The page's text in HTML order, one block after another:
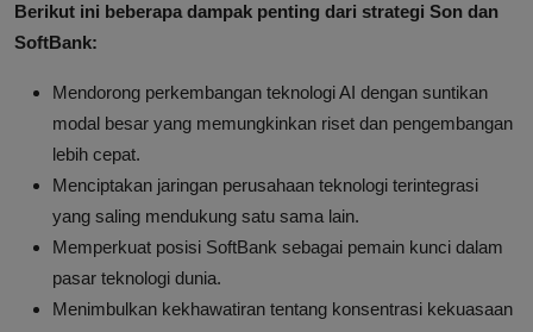
Berikut ini beberapa dampak penting dari strategi Son dan
SoftBank:
Mendorong perkembangan teknologi AI dengan suntikan
modal besar yang memungkinkan riset dan pengembangan
lebih cepat.
Menciptakan jaringan perusahaan teknologi terintegrasi
yang saling mendukung satu sama lain.
Memperkuat posisi SoftBank sebagai pemain kunci dalam
pasar teknologi dunia.
Menimbulkan kekhawatiran tentang konsentrasi kekuasaan